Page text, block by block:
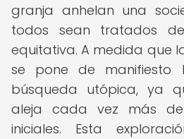
granja anhelan una
todos sean tratados
equitativa. A medida que
se pone de
búsqueda utópica, ya
aleja cada vez más de
iniciales. Esta